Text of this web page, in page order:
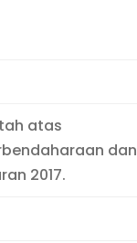
atas
dan
2017.